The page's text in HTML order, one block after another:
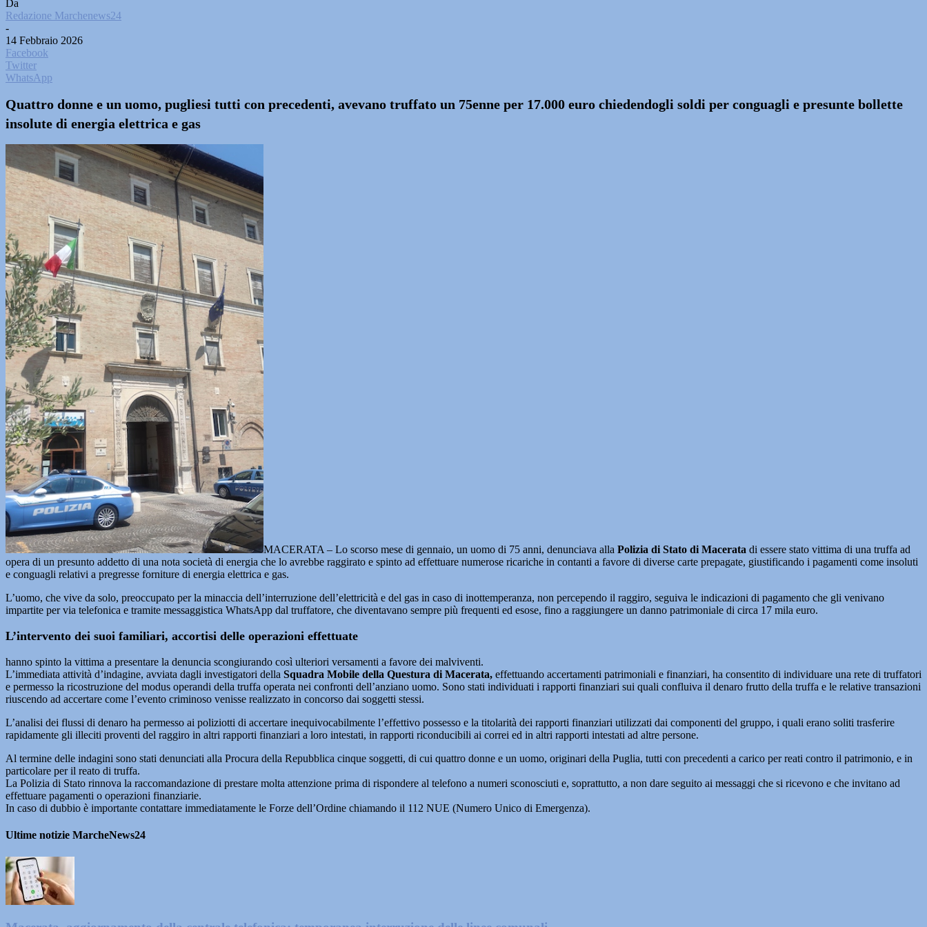
Da
Redazione Marchenews24
-
14 Febbraio 2026
Facebook
Twitter
WhatsApp
Quattro donne e un uomo, pugliesi tutti con precedenti, avevano truffato un 75enne per 17.000 euro chiedendogli soldi per conguagli e presunte bollette
insolute di energia elettrica e gas
MACERATA – Lo scorso mese di gennaio, un uomo di 75 anni, denunciava alla Polizia di Stato di Macerata di essere stato vittima di una truffa ad
opera di un presunto addetto di una nota società di energia che lo avrebbe raggirato e spinto ad effettuare numerose ricariche in contanti a favore di diverse carte prepagate, giustificando i pagamenti come insoluti
e conguagli relativi a pregresse forniture di energia elettrica e gas.
L’uomo, che vive da solo, preoccupato per la minaccia dell’interruzione dell’elettricità e del gas in caso di inottemperanza, non percependo il raggiro, seguiva le indicazioni di pagamento che gli venivano
impartite per via telefonica e tramite messaggistica WhatsApp dal truffatore, che diventavano sempre più frequenti ed esose, fino a raggiungere un danno patrimoniale di circa 17 mila euro.
L’intervento dei suoi familiari, accortisi delle operazioni effettuate
hanno spinto la vittima a presentare la denuncia scongiurando così ulteriori versamenti a favore dei malviventi.
L’immediata attività d’indagine, avviata dagli investigatori della Squadra Mobile della Questura di Macerata, effettuando accertamenti patrimoniali e finanziari, ha consentito di individuare una rete di truffatori
e permesso la ricostruzione del modus operandi della truffa operata nei confronti dell’anziano uomo. Sono stati individuati i rapporti finanziari sui quali confluiva il denaro frutto della truffa e le relative transazioni
riuscendo ad accertare come l’evento criminoso venisse realizzato in concorso dai soggetti stessi.
L’analisi dei flussi di denaro ha permesso ai poliziotti di accertare inequivocabilmente l’effettivo possesso e la titolarità dei rapporti finanziari utilizzati dai componenti del gruppo, i quali erano soliti trasferire
rapidamente gli illeciti proventi del raggiro in altri rapporti finanziari a loro intestati, in rapporti riconducibili ai correi ed in altri rapporti intestati ad altre persone.
Al termine delle indagini sono stati denunciati alla Procura della Repubblica cinque soggetti, di cui quattro donne e un uomo, originari della Puglia, tutti con precedenti a carico per reati contro il patrimonio, e in
particolare per il reato di truffa.
La Polizia di Stato rinnova la raccomandazione di prestare molta attenzione prima di rispondere al telefono a numeri sconosciuti e, soprattutto, a non dare seguito ai messaggi che si ricevono e che invitano ad
effettuare pagamenti o operazioni finanziarie.
In caso di dubbio è importante contattare immediatamente le Forze dell’Ordine chiamando il 112 NUE (Numero Unico di Emergenza).
Ultime notizie MarcheNews24